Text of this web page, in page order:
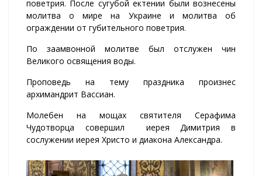
поветрия. После сугубой ектении были вознесены
молитва о мире на Украине и молитва об
ограждении от губительного поветрия.
По заамвонной молитве был отслужен чин
Великого освящения воды.
Проповедь на тему праздника произнес
архимандрит Вассиан.
Молебен на мощах святителя Серафима
Чудотворца совершил иерея Димитрия в
сослужении иерея Христо и диакона Александра.